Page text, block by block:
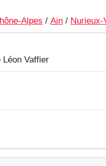
Alpes / Ain / Nurieux-
Léon Vaffier